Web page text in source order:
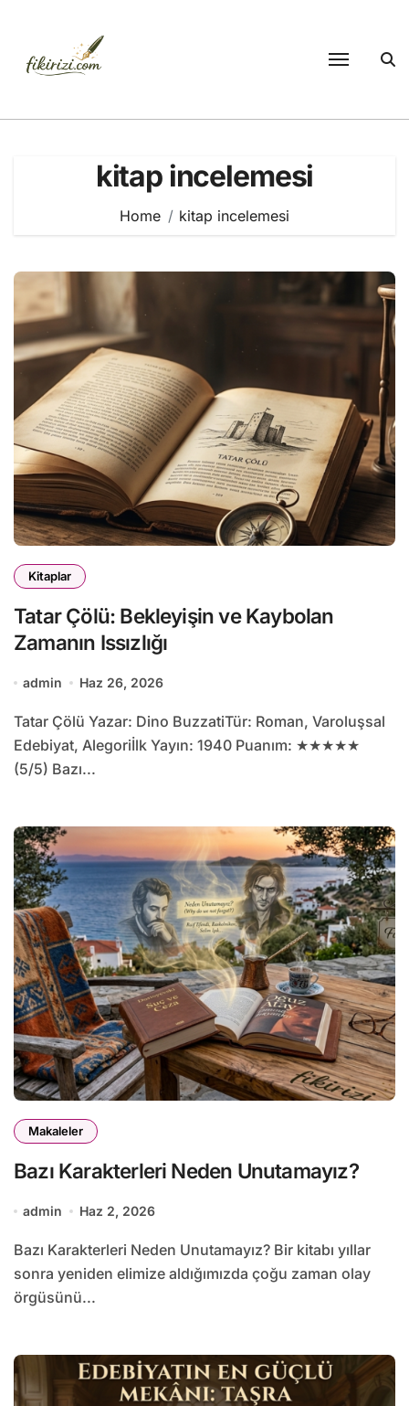
kitap incelemesi
Home kitap incelemesi
Kitaplar
Tatar Çölü: Bekleyişin ve Kaybolan
Zamanın Issızlığı
admin Haz 26, 2026
Tatar Çölü Yazar: Dino BuzzatiTür: Roman, Varoluşsal
Edebiyat, Alegoriİlk Yayın: 1940 Puanım: ★★★★★
(5/5) Bazı...
Makaleler
Bazı Karakterleri Neden Unutamayız?
admin Haz 2, 2026
Bazı Karakterleri Neden Unutamayız? Bir kitabı yıllar
sonra yeniden elimize aldığımızda çoğu zaman olay
örgüsünü...